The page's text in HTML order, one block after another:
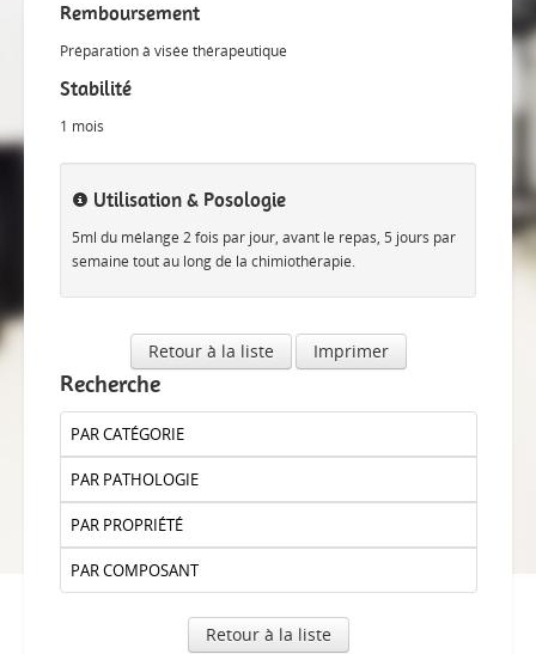
Remboursement
Préparation à visée thérapeutique
Stabilité
1 mois
Utilisation & Posologie
5ml du mélange 2 fois par jour, avant le repas, 5 jours par
semaine tout au long de la chimiothérapie.
Retour à la liste Imprimer
Recherche
PAR CATÉGORIE
PAR PATHOLOGIE
PAR PROPRIÉTÉ
PAR COMPOSANT
Retour à la liste